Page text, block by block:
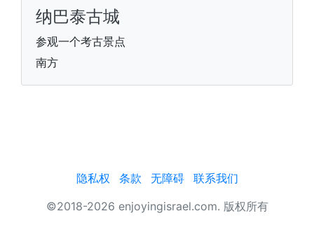
纳巴泰古城
参观一个考古景点
南方
隐私权 条款 无障碍
联系我们
©2018-2026 enjoyingisrael.com. 版权所有